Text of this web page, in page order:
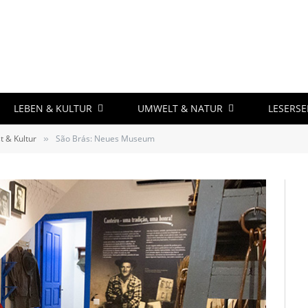
LEBEN & KULTUR UMWELT & NATUR
& Kultur » São Brás: Neues Museum